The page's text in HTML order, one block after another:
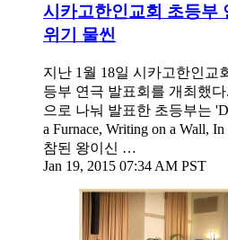
시카고한인교회 초등부
위기 물씬
지난 1월 18일 시카고한인교
등부 연극 발표회를 개최했
으로 나눠 발표한 초등부는
a Furnace, Writing on a Wall,
참된 왕이신 …
Jan 19, 2015 07:34 AM PST